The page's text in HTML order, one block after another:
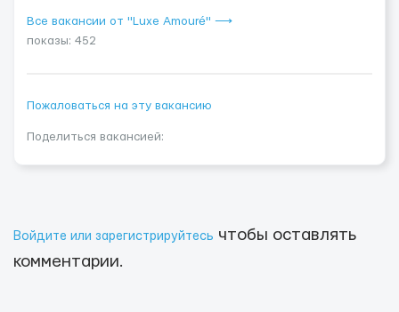
Все вакансии от "Luxe Amouré" ⟶
показы: 452
Пожаловаться на эту вакансию
Поделиться вакансией:
Войдите или зарегистрируйтесь чтобы оставлять
комментарии.